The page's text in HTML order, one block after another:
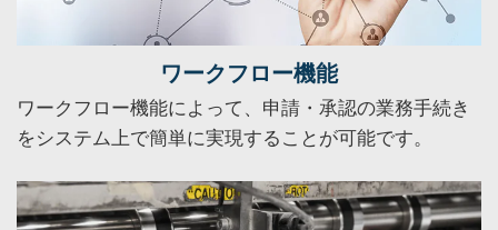
ワークフロー機能
ワークフロー機能によって、申請・承認の業務手続き
をシステム上で簡単に実現することが可能です。